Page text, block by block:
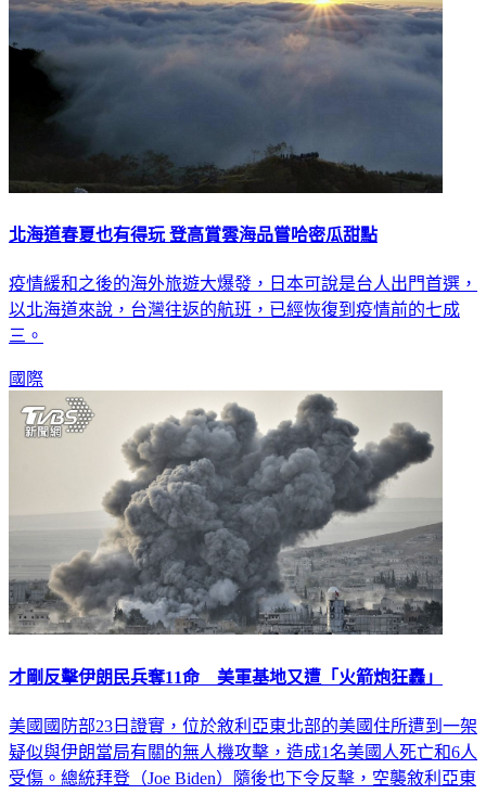
北海道春夏也有得玩 登高賞雲海品嘗哈密瓜甜點
疫情緩和之後的海外旅遊大爆發，日本可說是台人出門首選，
以北海道來說，台灣往返的航班，已經恢復到疫情前的七成
三。
國際
才剛反擊伊朗民兵奪11命 美軍基地又遭「火箭炮狂轟」
美國國防部23日證實，位於敘利亞東北部的美國住所遭到一架
疑似與伊朗當局有關的無人機攻擊，造成1名美國人死亡和6人
受傷。總統拜登（Joe Biden）隨後也下令反擊，空襲敘利亞東